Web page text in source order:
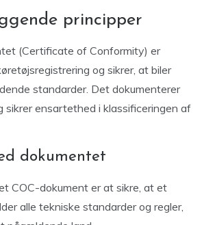
principper
(Certificate of Conformity) er
og sikrer, at biler
standarder. Det dokumenterer
sikrer ensartethed i klassificeringen af
dokumentet
COC-dokument er at sikre, at et
alle tekniske standarder og regler,